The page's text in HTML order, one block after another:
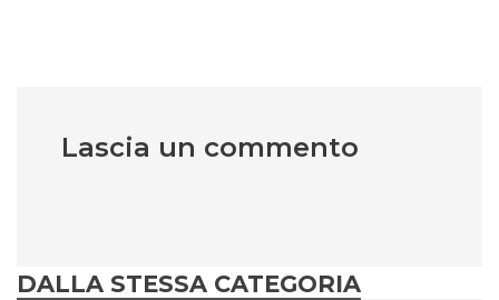
Lascia un commento
DALLA STESSA CATEGORIA